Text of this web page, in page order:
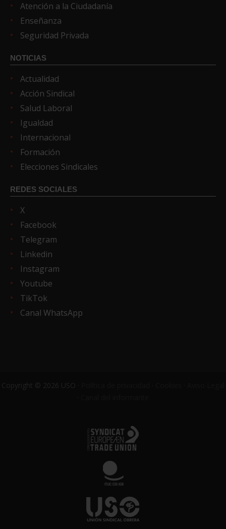
Atención a la Ciudadanía
Enseñanza
Seguridad Privada
NOTICIAS
Actualidad
Acción Sindical
Salud Laboral
Igualdad
Internacional
Formación
Elecciones Sindicales
REDES SOCIALES
X
Facebook
Telegram
Linkedin
Instagram
Youtube
TikTok
Canal WhatsApp
Copyright © 2026 USO ·